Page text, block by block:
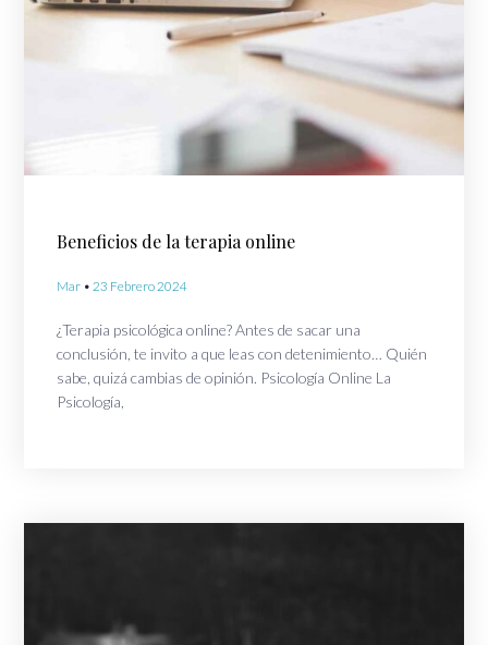
Beneficios de la terapia online
Mar 23 Febrero 2024
¿Terapia psicológica online? Antes de sacar una
conclusión, te invito a que leas con detenimiento… Quién
sabe, quizá cambias de opinión. Psicología Online La
Psicología,